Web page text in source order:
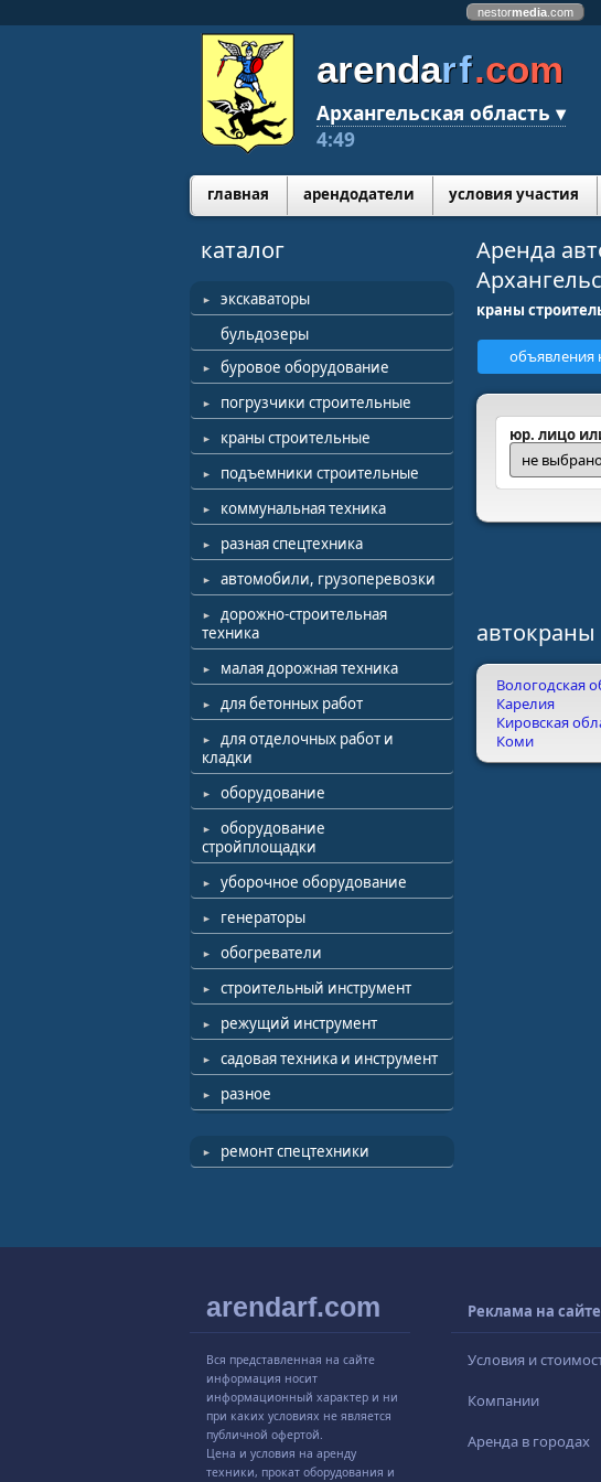
nestormedia .com
arendarf.com
Архангельская область ▾
4:49
главная арендодатели условия участия
каталог
экскаваторы
бульдозеры
буровое оборудование
погрузчики строительные
краны строительные
подъемники строительные
коммунальная техника
разная спецтехника
автомобили, грузоперевозки
дорожно-строительная
техника
малая дорожная техника
для бетонных работ
для отделочных работ и
кладки
оборудование
оборудование
стройплощадки
уборочное оборудование
генераторы
обогреватели
строительный инструмент
режущий инструмент
садовая техника и инструмент
разное
ремонт спецтехники
Аренда
краны
объявления
юр. лицо
автокраны
Вологодская
Карелия
Кировская
Коми
arendarf.com
Вся представленная на сайте
информация носит
информационный характер и ни
при каких условиях не является
публичной офертой.
Цена и условия на аренду
техники, прокат оборудования и
Реклама на сайте
Условия и
Компании
Аренда в городах